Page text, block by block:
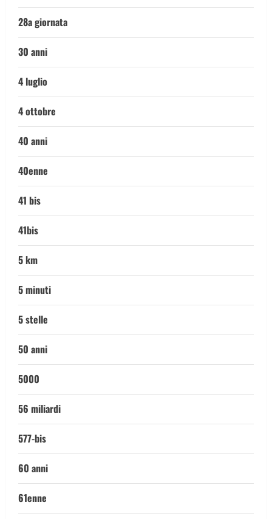
28a giornata
30 anni
4 luglio
4 ottobre
40 anni
40enne
41 bis
41bis
5 km
5 minuti
5 stelle
50 anni
5000
56 miliardi
577-bis
60 anni
61enne